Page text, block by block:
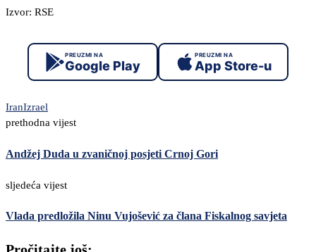
Izvor: RSE
PREUZMI NA
Google Play
PREUZMI NA
App Store-u
IranIzrael
prethodna vijest
Andžej Duda u zvaničnoj posjeti Crnoj Gori
sljedeća vijest
Vlada predložila Ninu Vujošević za člana Fiskalnog savjeta